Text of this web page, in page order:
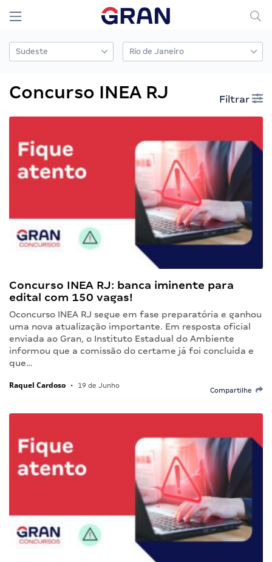
Concurso INEA RJ Filtrar
Concurso INEA RJ: banca iminente para
edital com 150 vagas!
Oconcurso INEA RJ segue em fase preparatória e ganhou
uma nova atualização importante. Em resposta oficial
enviada ao Gran, o Instituto Estadual do Ambiente
informou que a comissão do certame já foi concluída e
que…
Raquel Cardoso • 19 de Junho
Compartilhe